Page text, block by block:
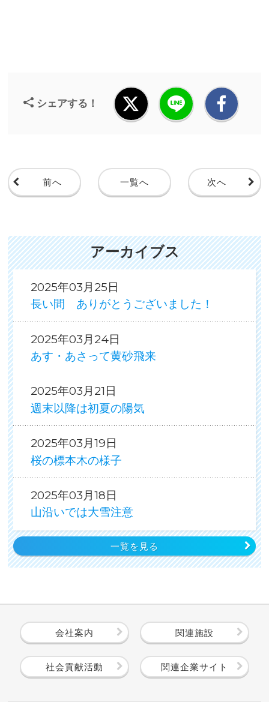
シェアする！
前へ 一覧へ 次へ
アーカイブス
2025年03月25日
長い間 ありがとうございました！
2025年03月24日
あす・あさって黄砂飛来
2025年03月21日
週末以降は初夏の陽気
2025年03月19日
桜の標本木の様子
2025年03月18日
山沿いでは大雪注意
一覧を見る
会社案内 関連施設
社会貢献活動 関連企業サイト